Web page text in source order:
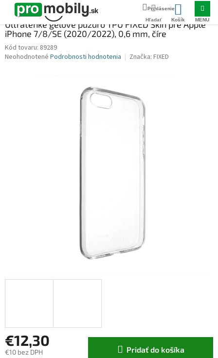
Prejsť
obsah
NÁKUPNÝ
Domov OBALY A KRYTY IPHONE iPhone SE 2020 Ultratenké gélové
Ultratenké gélové puzdro TPU FIXED Skin pre Apple
iPhone 7/8/SE (2020/2022), 0,6 mm, číre
89289
Priemerné
Neohodnotené Podrobnosti hodnotenia Značka: FIXED
€12,30
€10 bez DPH
Pridať do košíka